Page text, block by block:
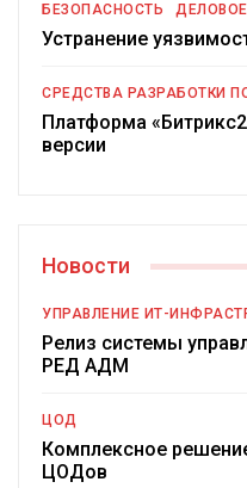
БЕЗОПАСНОСТЬ
Устранение
СРЕДСТВА РАЗРАБОТКИ
Платформа
версии
Новости
УПРАВЛЕНИЕ ИТ-
Релиз системы
РЕД АДМ
ЦОД
Комплексное
ЦОДов